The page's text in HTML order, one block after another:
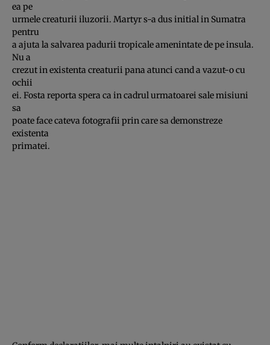
ea pe
urmele creaturii iluzorii. Martyr s-a dus initial in Sumatra
pentru
a ajuta la salvarea padurii tropicale amenintate de pe insula.
Nu a
crezut in existenta creaturii pana atunci cand a vazut-o cu
ochii
ei. Fosta reporta spera ca in cadrul urmatoarei sale misiuni
sa
poate face cateva fotografii prin care sa demonstreze
existenta
primatei.